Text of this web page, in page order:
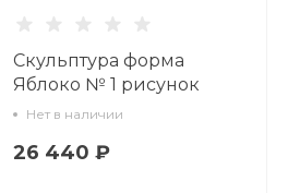
Скульптура форма
Яблоко № 1 рисунок
Зеленое арт.
Нет в наличии
26 440 ₽